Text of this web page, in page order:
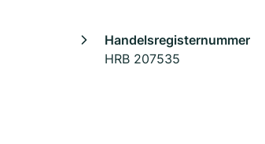
Handelsregisternummer
HRB 207535